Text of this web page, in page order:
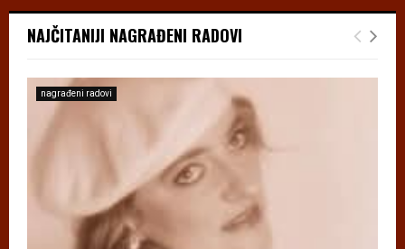
NAJČITANIJI NAGRAĐENI RADOVI
nagrađeni radovi